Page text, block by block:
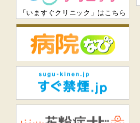
「いますぐクリニック」はこちら